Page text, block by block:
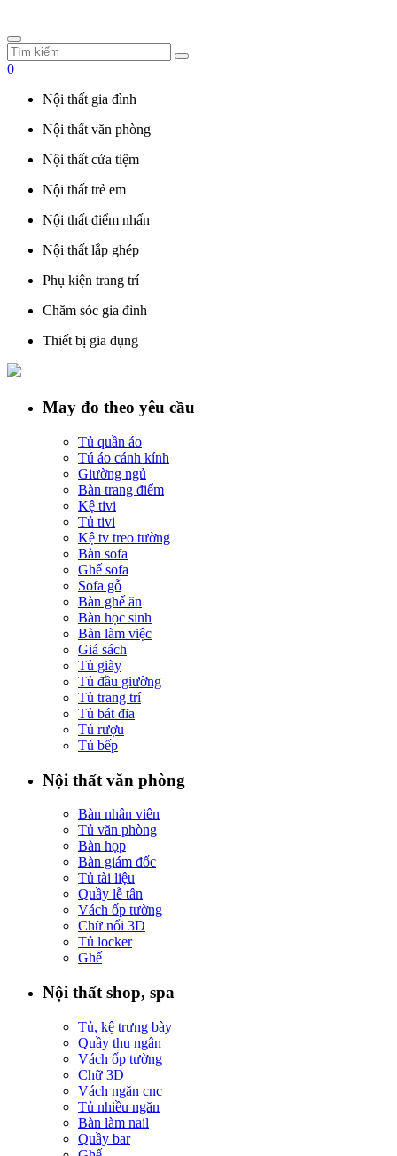
0
Nội thất gia đình
Nội thất văn phòng
Nội thất cửa tiệm
Nội thất trẻ em
Nội thất điểm nhấn
Nội thất lắp ghép
Phụ kiện trang trí
Chăm sóc gia đình
Thiết bị gia dụng
May đo theo yêu cầu
Tủ quần áo
Tú áo cánh kính
Giường ngủ
Bàn trang điểm
Kệ tivi
Tủ tivi
Kệ tv treo tường
Bàn sofa
Ghế sofa
Sofa gỗ
Bàn ghế ăn
Bàn học sinh
Bàn làm việc
Giá sách
Tủ giày
Tủ đầu giường
Tủ trang trí
Tủ bát đĩa
Tủ rượu
Tủ bếp
Nội thất văn phòng
Bàn nhân viên
Tủ văn phòng
Bàn họp
Bàn giám đốc
Tủ tài liệu
Quầy lễ tân
Vách ốp tường
Chữ nổi 3D
Tủ locker
Ghế
Nội thất shop, spa
Tủ, kệ trưng bày
Quầy thu ngân
Vách ốp tường
Chữ 3D
Vách ngăn cnc
Tủ nhiều ngăn
Bàn làm nail
Quầy bar